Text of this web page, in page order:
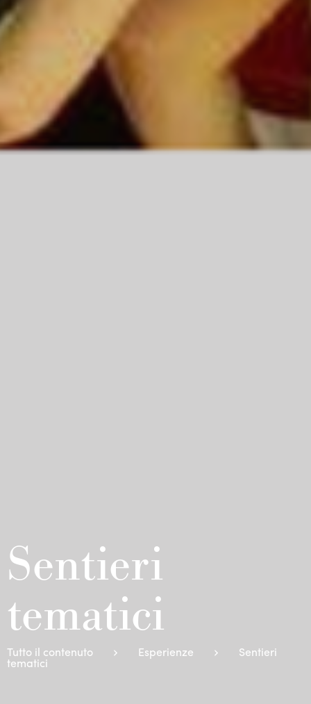
Sentieri
tematici
Tutto il contenuto Esperienze Sentieri
tematici